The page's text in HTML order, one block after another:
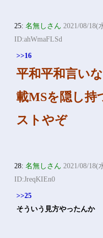
25:名無しさん 2021/08/18(
ID:ahWmaFLSd
>>16
平和平和言い
載MSを隠し持
ストやぞ
28:名無しさん 2021/08/18(
ID:JreqKIEn0
>>25
そういう見方やったんか